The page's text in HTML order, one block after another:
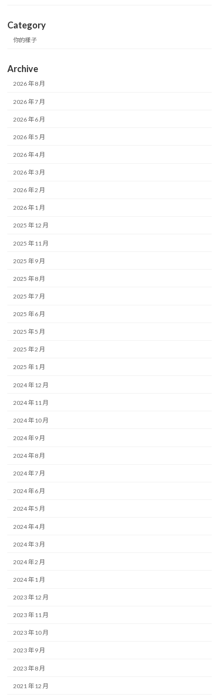
Category
你的樣子
Archive
2026 年 8 月
2026 年 7 月
2026 年 6 月
2026 年 5 月
2026 年 4 月
2026 年 3 月
2026 年 2 月
2026 年 1 月
2025 年 12 月
2025 年 11 月
2025 年 9 月
2025 年 8 月
2025 年 7 月
2025 年 6 月
2025 年 5 月
2025 年 2 月
2025 年 1 月
2024 年 12 月
2024 年 11 月
2024 年 10 月
2024 年 9 月
2024 年 8 月
2024 年 7 月
2024 年 6 月
2024 年 5 月
2024 年 4 月
2024 年 3 月
2024 年 2 月
2024 年 1 月
2023 年 12 月
2023 年 11 月
2023 年 10 月
2023 年 9 月
2023 年 8 月
2021 年 12 月